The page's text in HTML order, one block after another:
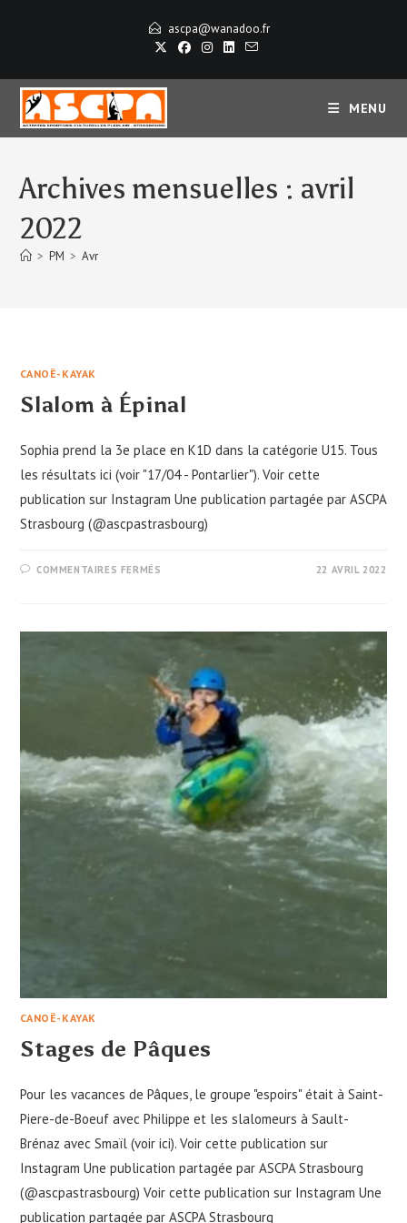
ascpa@wanadoo.fr
MENU
Archives mensuelles : avril
2022
> PM > Avr
CANOË-KAYAK
Slalom à Épinal
Sophia prend la 3e place en K1D dans la catégorie U15. Tous
les résultats ici (voir "17/04 - Pontarlier"). Voir cette
publication sur Instagram Une publication partagée par ASCPA
Strasbourg (@ascpastrasbourg)
COMMENTAIRES FERMÉS 22 AVRIL 2022
CANOË-KAYAK
Stages de Pâques
Pour les vacances de Pâques, le groupe "espoirs" était à Saint-
Piere-de-Boeuf avec Philippe et les slalomeurs à Sault-
Brénaz avec Smaïl (voir ici). Voir cette publication sur
Instagram Une publication partagée par ASCPA Strasbourg
(@ascpastrasbourg) Voir cette publication sur Instagram Une
publication partagée par ASCPA Strasbourg